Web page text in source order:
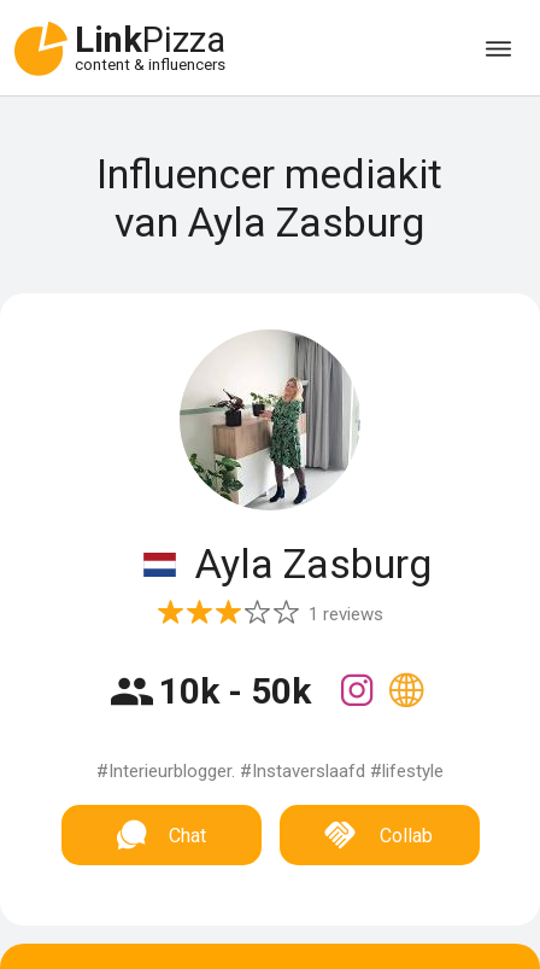
LinkPizza
content & influencers
Influencer mediakit
van Ayla Zasburg
Ayla Zasburg
1 reviews
10k - 50k
#Interieurblogger. #Instaverslaafd #lifestyle
Chat Collab